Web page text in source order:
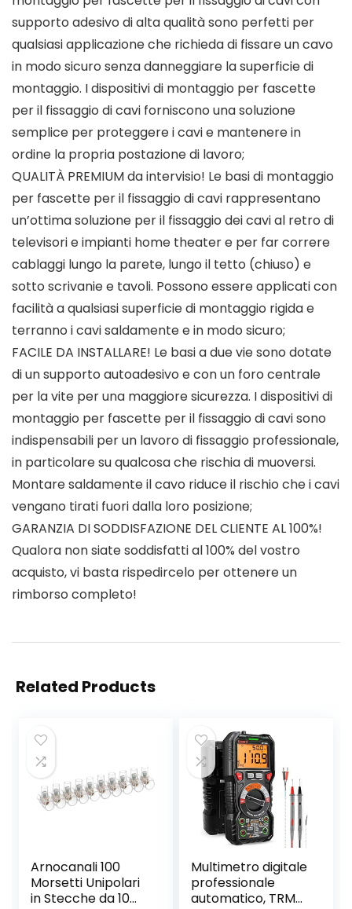
supporto adesivo di alta qualità sono perfetti per
qualsiasi applicazione che richieda di fissare un cavo
in modo sicuro senza danneggiare la superficie di
montaggio. I dispositivi di montaggio per fascette
per il fissaggio di cavi forniscono una soluzione
semplice per proteggere i cavi e mantenere in
ordine la propria postazione di lavoro;
QUALITÀ PREMIUM da intervisio! Le basi di montaggio
per fascette per il fissaggio di cavi rappresentano
un’ottima soluzione per il fissaggio dei cavi al retro di
televisori e impianti home theater e per far correre
cablaggi lungo la parete, lungo il tetto (chiuso) e
sotto scrivanie e tavoli. Possono essere applicati con
facilità a qualsiasi superficie di montaggio rigida e
terranno i cavi saldamente e in modo sicuro;
FACILE DA INSTALLARE! Le basi a due vie sono dotate
di un supporto autoadesivo e con un foro centrale
per la vite per una maggiore sicurezza. I dispositivi di
montaggio per fascette per il fissaggio di cavi sono
indispensabili per un lavoro di fissaggio professionale,
in particolare su qualcosa che rischia di muoversi.
Montare saldamente il cavo riduce il rischio che i cavi
vengano tirati fuori dalla loro posizione;
GARANZIA DI SODDISFAZIONE DEL CLIENTE AL 100%!
Qualora non siate soddisfatti al 100% del vostro
acquisto, vi basta rispedircelo per ottenere un
rimborso completo!
Related Products
Arnocanali 100
Morsetti Unipolari
in Stecche da 10
Multimetro digitale
professionale
automatico, TRMS